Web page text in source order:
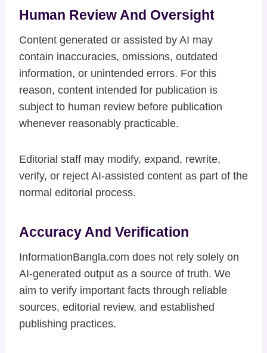
Human Review And Oversight
Content generated or assisted by AI may
contain inaccuracies, omissions, outdated
information, or unintended errors. For this
reason, content intended for publication is
subject to human review before publication
whenever reasonably practicable.
Editorial staff may modify, expand, rewrite,
verify, or reject AI-assisted content as part of the
normal editorial process.
Accuracy And Verification
InformationBangla.com does not rely solely on
AI-generated output as a source of truth. We
aim to verify important facts through reliable
sources, editorial review, and established
publishing practices.